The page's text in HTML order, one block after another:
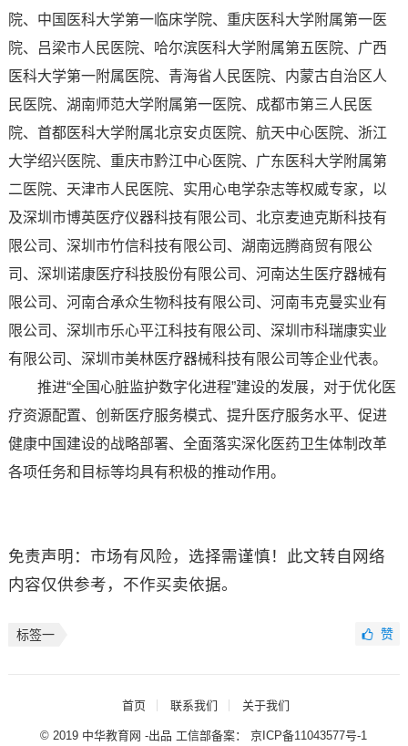
院、中国医科大学第一临床学院、重庆医科大学附属第一医
院、吕梁市人民医院、哈尔滨医科大学附属第五医院、广西
医科大学第一附属医院、青海省人民医院、内蒙古自治区人
民医院、湖南师范大学附属第一医院、成都市第三人民医
院、首都医科大学附属北京安贞医院、航天中心医院、浙江
大学绍兴医院、重庆市黔江中心医院、广东医科大学附属第
二医院、天津市人民医院、实用心电学杂志等权威专家，以
及深圳市博英医疗仪器科技有限公司、北京麦迪克斯科技有
限公司、深圳市竹信科技有限公司、湖南远腾商贸有限公
司、深圳诺康医疗科技股份有限公司、河南达生医疗器械有
限公司、河南合承众生物科技有限公司、河南韦克曼实业有
限公司、深圳市乐心平江科技有限公司、深圳市科瑞康实业
有限公司、深圳市美林医疗器械科技有限公司等企业代表。
推进“全国心脏监护数字化进程”建设的发展，对于优化医
疗资源配置、创新医疗服务模式、提升医疗服务水平、促进
健康中国建设的战略部署、全面落实深化医药卫生体制改革
各项任务和目标等均具有积极的推动作用。
免责声明：市场有风险，选择需谨慎！此文转自网络
内容仅供参考，不作买卖依据。
标签一 赞
首页 联系我们 关于我们
© 2019 中华教育网 -出品 工信部备案：京ICP备11043577号-1